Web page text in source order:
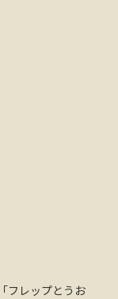
フレップとうお